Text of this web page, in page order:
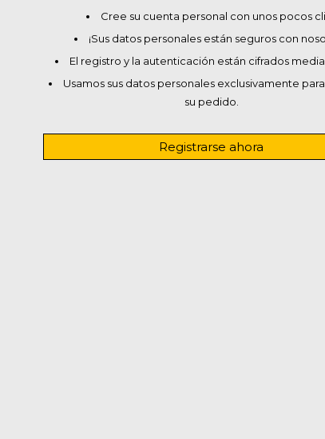
Cree su cuenta personal con unos pocos
¡Sus datos personales están seguros con
El registro y la autenticación están cifrados
Usamos sus datos personales exclusivamente
su pedido.
Registrarse ahora